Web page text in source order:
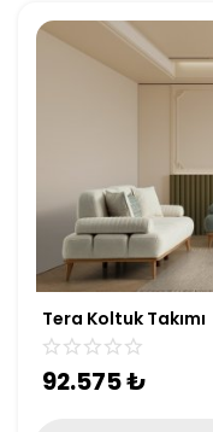
Tera Koltuk Takımı
92.575₺